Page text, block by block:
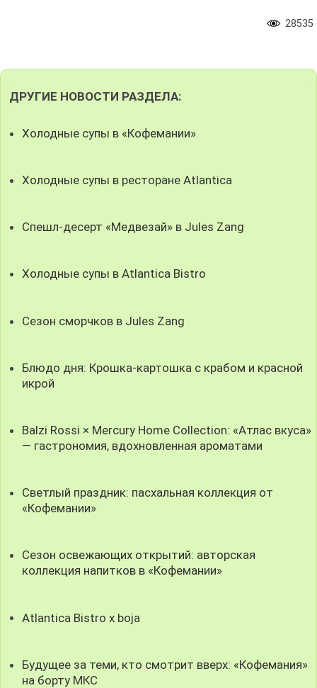
28535
ДРУГИЕ НОВОСТИ РАЗДЕЛА:
Холодные супы в «Кофемании»
Холодные супы в ресторане Atlantica
Спешл-десерт «Медвезай» в Jules Zang
Холодные супы в Atlantica Bistro
Сезон сморчков в Jules Zang
Блюдо дня: Крошка-картошка с крабом и красной
икрой
Balzi Rossi × Mercury Home Collection: «Атлас вкуса»
— гастрономия, вдохновленная ароматами
Светлый праздник: пасхальная коллекция от
«Кофемании»
Сезон освежающих открытий: авторская
коллекция напитков в «Кофемании»
Atlantica Bistro x boja
Будущее за теми, кто смотрит вверх: «Кофемания»
на борту МКС